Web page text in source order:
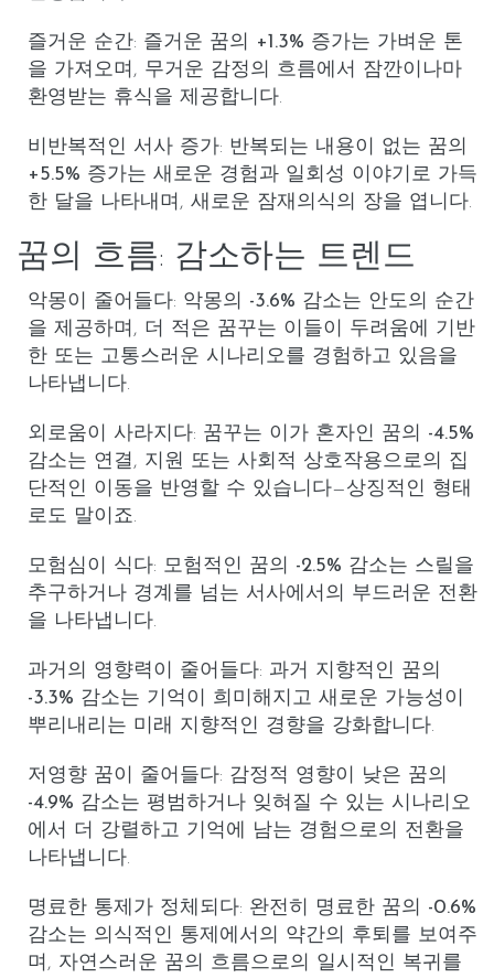
즐거운 순간: 즐거운 꿈의 +1.3% 증가는 가벼운 톤
을 가져오며, 무거운 감정의 흐름에서 잠깐이나마
환영받는 휴식을 제공합니다.
비반복적인 서사 증가: 반복되는 내용이 없는 꿈의
+5.5% 증가는 새로운 경험과 일회성 이야기로 가득
한 달을 나타내며, 새로운 잠재의식의 장을 엽니다.
꿈의 흐름: 감소하는 트렌드
악몽이 줄어들다: 악몽의 -3.6% 감소는 안도의 순간
을 제공하며, 더 적은 꿈꾸는 이들이 두려움에 기반
한 또는 고통스러운 시나리오를 경험하고 있음을
나타냅니다.
외로움이 사라지다: 꿈꾸는 이가 혼자인 꿈의 -4.5%
감소는 연결, 지원 또는 사회적 상호작용으로의 집
단적인 이동을 반영할 수 있습니다—상징적인 형태
로도 말이죠.
모험심이 식다: 모험적인 꿈의 -2.5% 감소는 스릴을
추구하거나 경계를 넘는 서사에서의 부드러운 전환
을 나타냅니다.
과거의 영향력이 줄어들다: 과거 지향적인 꿈의
-3.3% 감소는 기억이 희미해지고 새로운 가능성이
뿌리내리는 미래 지향적인 경향을 강화합니다.
저영향 꿈이 줄어들다: 감정적 영향이 낮은 꿈의
-4.9% 감소는 평범하거나 잊혀질 수 있는 시나리오
에서 더 강렬하고 기억에 남는 경험으로의 전환을
나타냅니다.
명료한 통제가 정체되다: 완전히 명료한 꿈의 -0.6%
감소는 의식적인 통제에서의 약간의 후퇴를 보여주
며, 자연스러운 꿈의 흐름으로의 일시적인 복귀를